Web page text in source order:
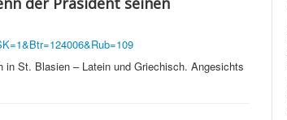
in St. Blasien – Latein und Griechisch. Angesichts